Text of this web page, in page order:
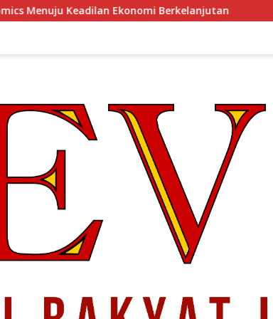
Berkelanjutan Arsitektur Perekonomian